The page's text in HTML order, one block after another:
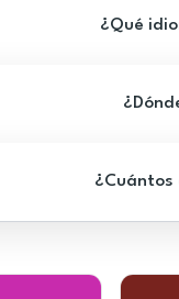
¿Qué
¿Cuántos